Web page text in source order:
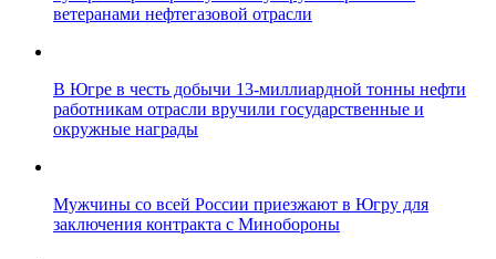
ветеранами нефтегазовой отрасли
В Югре в честь добычи 13-миллиардной тонны нефти
работникам отрасли вручили государственные и
окружные награды
Мужчины со всей России приезжают в Югру для
заключения контракта с Минобороны